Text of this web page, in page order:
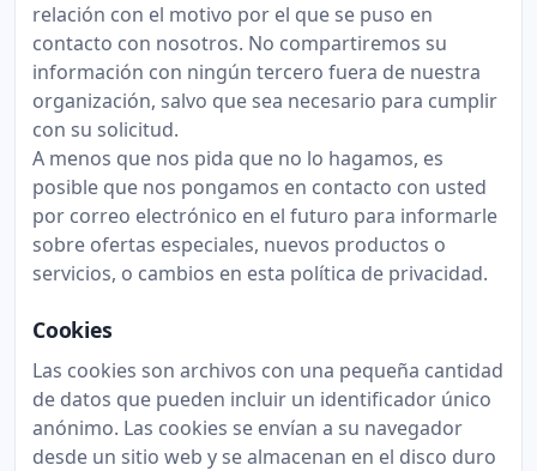
relación con el motivo por el que se puso en
contacto con nosotros. No compartiremos su
información con ningún tercero fuera de nuestra
organización, salvo que sea necesario para cumplir
con su solicitud.
A menos que nos pida que no lo hagamos, es
posible que nos pongamos en contacto con usted
por correo electrónico en el futuro para informarle
sobre ofertas especiales, nuevos productos o
servicios, o cambios en esta política de privacidad.
Cookies
Las cookies son archivos con una pequeña cantidad
de datos que pueden incluir un identificador único
anónimo. Las cookies se envían a su navegador
desde un sitio web y se almacenan en el disco duro